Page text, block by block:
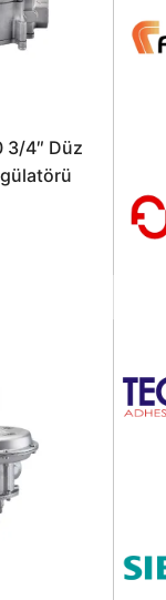
3/4″ Düz